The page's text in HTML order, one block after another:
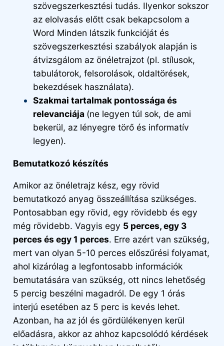
szövegszerkesztési tudás. Ilyenkor sokszor
az elolvasás előtt csak bekapcsolom a
Word Minden látszik funkcióját és
szövegszerkesztési szabályok alapján is
átvizsgálom az önéletrajzot (pl. stílusok,
tabulátorok, felsorolások, oldaltörések,
bekezdések használata).
Szakmai tartalmak pontossága és
relevanciája (ne legyen túl sok, de ami
bekerül, az lényegre törő és informatív
legyen).
Bemutatkozó készítés
Amikor az önéletrajz kész, egy rövid
bemutatkozó anyag összeállítása szükséges.
Pontosabban egy rövid, egy rövidebb és egy
még rövidebb. Vagyis egy 5 perces, egy 3
perces és egy 1 perces. Erre azért van szükség,
mert van olyan 5-10 perces előszűrési folyamat,
ahol kizárólag a legfontosabb információk
bemutatására van szükség, ott nincs lehetőség
5 percig beszélni magadról. De egy 1 órás
interjú esetében az 5 perc is kevés lehet.
Azonban, ha az jól és gördülékenyen kerül
előadásra, akkor az ahhoz kapcsolódó kérdések